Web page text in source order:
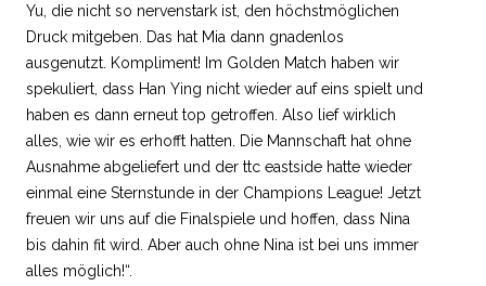
Yu, die nicht so nervenstark ist, den höchstmöglichen
Druck mitgeben. Das hat Mia dann gnadenlos
ausgenutzt. Kompliment! Im Golden Match haben wir
spekuliert, dass Han Ying nicht wieder auf eins spielt und
haben es dann erneut top getroffen. Also lief wirklich
alles, wie wir es erhofft hatten. Die Mannschaft hat ohne
Ausnahme abgeliefert und der ttc eastside hatte wieder
einmal eine Sternstunde in der Champions League! Jetzt
freuen wir uns auf die Finalspiele und hoffen, dass Nina
bis dahin fit wird. Aber auch ohne Nina ist bei uns immer
alles möglich!“.